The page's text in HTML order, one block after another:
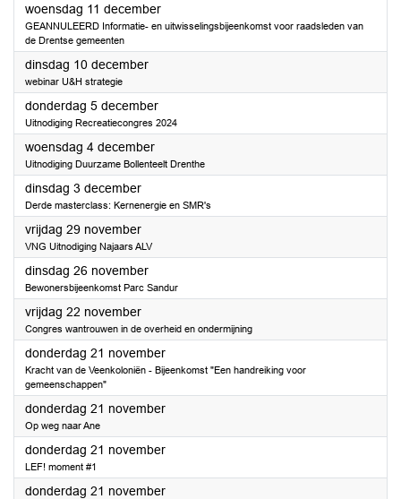
woensdag 11 december2024
GEANNULEERD Informatie- en uitwisselingsbijeenkomst voor raadsleden van
de Drentse gemeenten
dinsdag 10 december2024
webinar U&H strategie
donderdag 5 december2024
Uitnodiging Recreatiecongres 2024
woensdag 4 december2024
Uitnodiging Duurzame Bollenteelt Drenthe
dinsdag 3 december2024
Derde masterclass: Kernenergie en SMR's
vrijdag 29 november2024
VNG Uitnodiging Najaars ALV
dinsdag 26 november2024
Bewonersbijeenkomst Parc Sandur
vrijdag 22 november2024
Congres wantrouwen in de overheid en ondermijning
donderdag 21 november2024
Kracht van de Veenkoloniën - Bijeenkomst "Een handreiking voor
gemeenschappen"
donderdag 21 november2024
Op weg naar Ane
donderdag 21 november2024
LEF! moment #1
donderdag 21 november2024